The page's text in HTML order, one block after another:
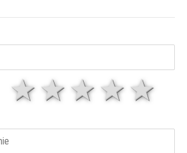
4
3
2 hviezdy
1 hviezda